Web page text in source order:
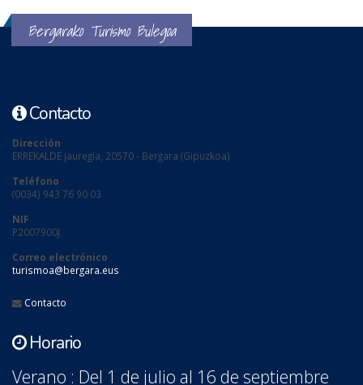
Bergarako Turismo Bulegoa
Contacto
Dirección
ERREKALDE jauregia, 20570 - Bergara (Gipuzkoa)
Teléfono
(0034) 943 76 90 03
NIF
P2007900J
Correo electrónico
turismoa@bergara.eus
Contacto
Horario
Verano : Del 1 de julio al 16 de septiembre